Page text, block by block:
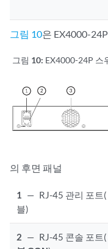
그림 10은 EX4000-
그림 10: EX4000-24P 스
의 후면 패널
1 — RJ-45 관리 포트(
블)
2 — RJ-45 콘솔 포트